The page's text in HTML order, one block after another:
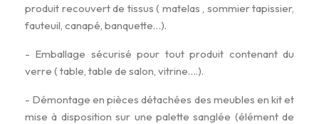
produit recouvert de tissus ( matelas , sommier tapissier,
fauteuil, canapé, banquette…).
- Emballage sécurisé pour tout produit contenant du
verre ( table, table de salon, vitrine….).
- Démontage en pièces détachées des meubles en kit et
mise à disposition sur une palette sanglée (élément de